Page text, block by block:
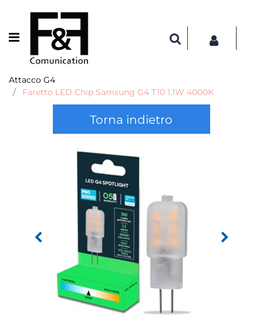
Open menu
Attacco G4
Faretto LED Chip Samsung G4 T10 1,1W 4000K
Torna indietro